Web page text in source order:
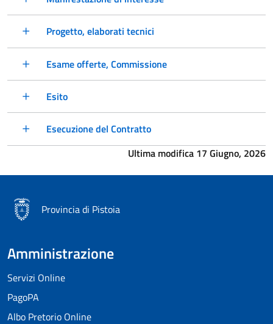
Progetto, elaborati tecnici
Esame offerte, Commissione
Esito
Esecuzione del Contratto
Ultima modifica 17 Giugno, 2026
Provincia di Pistoia
Amministrazione
Servizi Online
PagoPA
Albo Pretorio Online